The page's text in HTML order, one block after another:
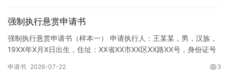
强制执行悬赏申请书
强制执行悬赏申请书（样本一） 申请执行人：王某某，男，汉族，
19XX年X月X日出生，住址：XX省XX市XX区XX路XX号，身份证号
申请书 2026-07-22 3